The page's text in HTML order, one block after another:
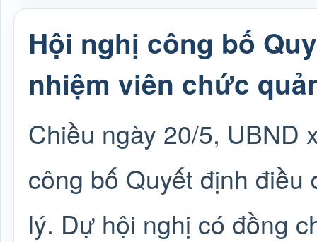
Hội nghị công bố
nhiệm viên chức
Chiều ngày 20/5, UBND
công bố Quyết định
lý. Dự hội nghị có đồng